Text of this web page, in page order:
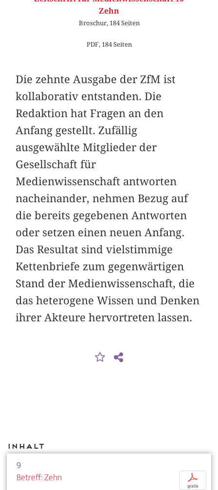
Zehn
Broschur, 184 Seiten
PDF, 184 Seiten
Die zehnte Ausgabe der ZfM ist
kollaborativ entstanden. Die
Redaktion hat Fragen an den
Anfang gestellt. Zufällig
ausgewählte Mitglieder der
Gesellschaft für
Medienwissenschaft antworten
nacheinander, nehmen Bezug auf
die bereits gegebenen Antworten
oder setzen einen neuen Anfang.
Das Resultat sind vielstimmige
Kettenbriefe zum gegenwärtigen
Stand der Medienwissenschaft, die
das heterogene Wissen und Denken
ihrer Akteure hervortreten lassen.
Inhalt
9
Betreff: Zehn
p
gratis